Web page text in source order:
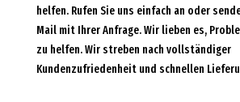
helfen. Rufen Sie uns einfach an oder
Mail mit Ihrer Anfrage. Wir lieben es,
zu helfen. Wir streben nach vollständiger
Kundenzufriedenheit und schnellen